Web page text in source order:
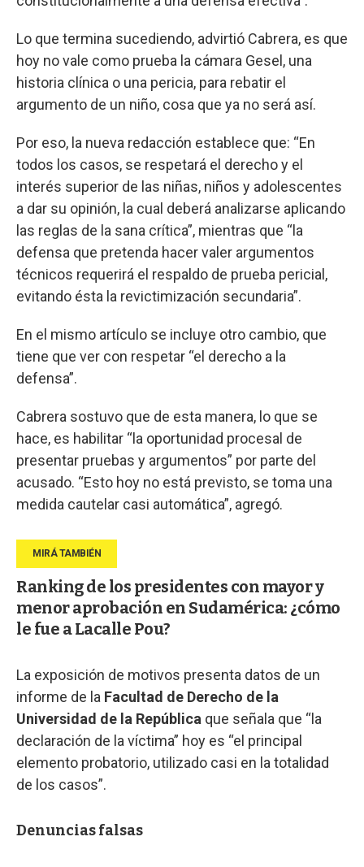
Lo que termina sucediendo, advirtió Cabrera, es que
hoy no vale como prueba la cámara Gesel, una
historia clínica o una pericia, para rebatir el
argumento de un niño, cosa que ya no será así.
Por eso, la nueva redacción establece que: “En
todos los casos, se respetará el derecho y el
interés superior de las niñas, niños y adolescentes
a dar su opinión, la cual deberá analizarse aplicando
las reglas de la sana crítica”, mientras que “la
defensa que pretenda hacer valer argumentos
técnicos requerirá el respaldo de prueba pericial,
evitando ésta la revictimización secundaria”.
En el mismo artículo se incluye otro cambio, que
tiene que ver con respetar “el derecho a la
defensa”.
Cabrera sostuvo que de esta manera, lo que se
hace, es habilitar “la oportunidad procesal de
presentar pruebas y argumentos” por parte del
acusado. “Esto hoy no está previsto, se toma una
medida cautelar casi automática”, agregó.
Ranking de los presidentes con mayor y
menor aprobación en Sudamérica: ¿cómo
le fue a Lacalle Pou?
La exposición de motivos presenta datos de un
informe de la Facultad de Derecho de la
Universidad de la República que señala que “la
declaración de la víctima” hoy es “el principal
elemento probatorio, utilizado casi en la totalidad
de los casos”.
Denuncias falsas